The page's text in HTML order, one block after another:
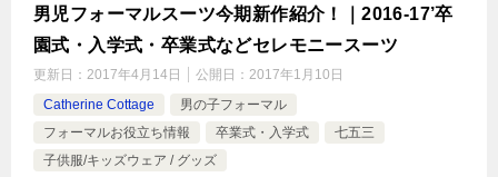
男児フォーマルスーツ今期新作紹介！｜2016-17’卒
園式・入学式・卒業式などセレモニースーツ
更新日： 2017年4月14日 公開日： 2017年1月10日
Catherine Cottage
男の子フォーマル
フォーマルお役立ち情報
卒業式・入学式
七五三
子供服/キッズウェア / グッズ